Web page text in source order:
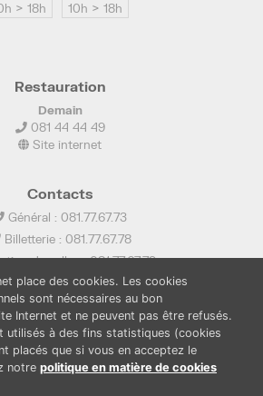
> 18h
10h > 18h
Restauration
Demain
081 44 44 49
Site internet
Contacts
Général : 081.77.67.73
Billetterie : 081.77.67.78
de salles : 081.77.67.79
info@ledelta.be
place des cookies. Les cookies
sont nécessaires au bon
Internet et ne peuvent pas être refusés.
utilisés à des fins statistiques (cookies
placés que si vous en acceptez le
notre politique en matière de cookies